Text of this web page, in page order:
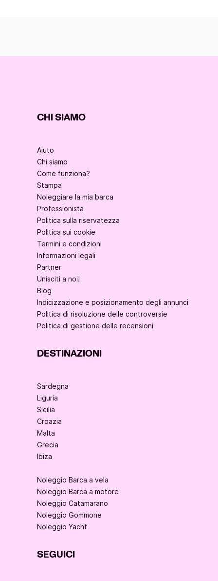
CHI SIAMO
Aiuto
Chi siamo
Come funziona?
Stampa
Noleggiare la mia barca
Professionista
Politica sulla riservatezza
Politica sui cookie
Termini e condizioni
Informazioni legali
Partner
Unisciti a noi!
Blog
Indicizzazione e posizionamento degli annunci
Politica di risoluzione delle controversie
Politica di gestione delle recensioni
DESTINAZIONI
Sardegna
Liguria
Sicilia
Croazia
Malta
Grecia
Ibiza
Noleggio Barca a vela
Noleggio Barca a motore
Noleggio Catamarano
Noleggio Gommone
Noleggio Yacht
SEGUICI